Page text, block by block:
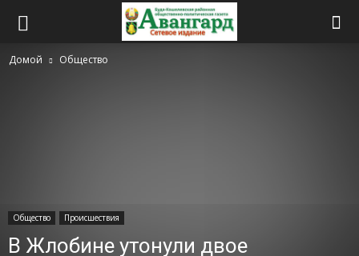
Домой Общество
Общество Происшествия
В Жлобине утонули двое